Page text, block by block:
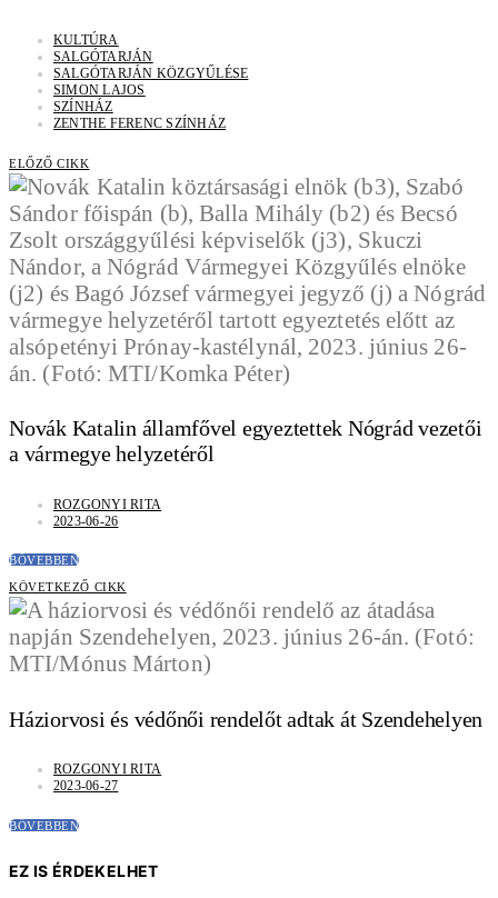
KULTÚRA
SALGÓTARJÁN
SALGÓTARJÁN KÖZGYŰLÉSE
SIMON LAJOS
SZÍNHÁZ
ZENTHE FERENC SZÍNHÁZ
ELŐZŐ CIKK
Novák Katalin államfővel egyeztettek Nógrád vezetői
a vármegye helyzetéről
ROZGONYI RITA
2023-06-26
BŐVEBBEN
KÖVETKEZŐ CIKK
Háziorvosi és védőnői rendelőt adtak át Szendehelyen
ROZGONYI RITA
2023-06-27
BŐVEBBEN
EZ IS ÉRDEKELHET